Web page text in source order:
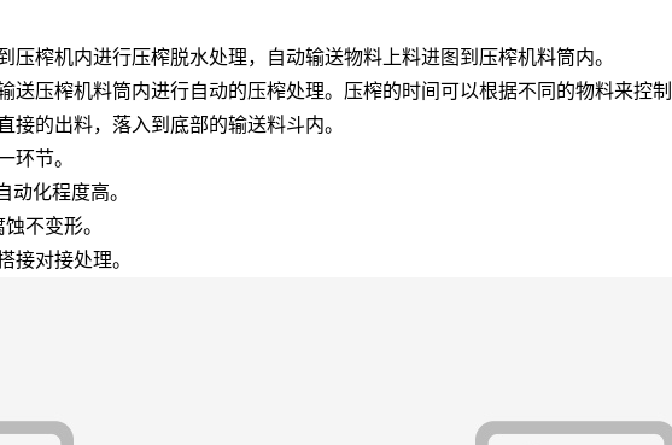
压榨机内进行压榨脱水处理，自动输送物料上料进图到压榨机料筒内。
送压榨机料筒内进行自动的压榨处理。压榨的时间可以根据不同的物料来控制
接的出料，落入到底部的输送料斗内。
环节。
动化程度高。
不变形。
接对接处理。